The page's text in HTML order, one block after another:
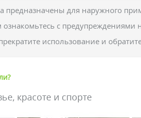
предназначены для наружного
с предупреждениями
использование и
красоте и спорте